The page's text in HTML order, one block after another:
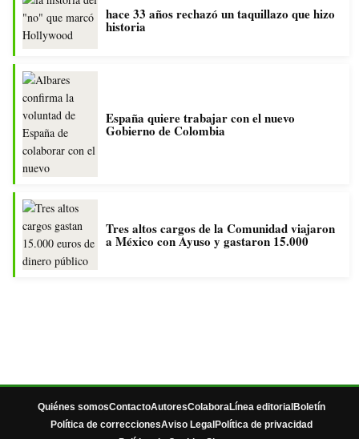
hace 33 años rechazó un taquillazo que hizo
historia
España quiere trabajar con el nuevo
Gobierno de Colombia
Tres altos cargos de la Comunidad viajaron
a México con Ayuso y gastaron 15.000
Quiénes somosContactoAutoresColaboraLínea editorial Boletín
Política de correccionesAviso Legal Política de privacidad